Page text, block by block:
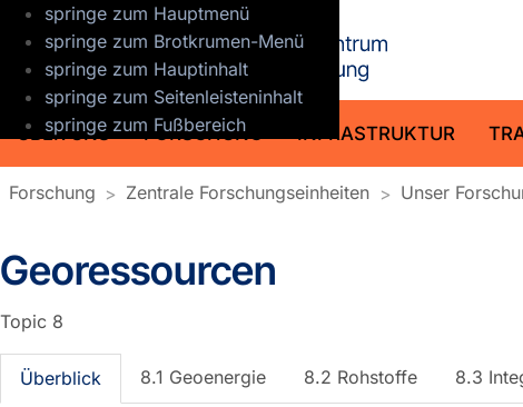
springe zum Hauptmenü
springe zum Brotkrumen-Menü
springe zum Hauptinhalt
springe zum Seitenleisteninhalt
springe zum Fußbereich
ÜBER UNS FORSCHUNG INFRASTRUKTUR
Forschung Zentrale Forschungseinheiten Unser
Georessourcen
Topic 8
Überblick 8.1 Geoenergie 8.2 Rohstoffe 8.3